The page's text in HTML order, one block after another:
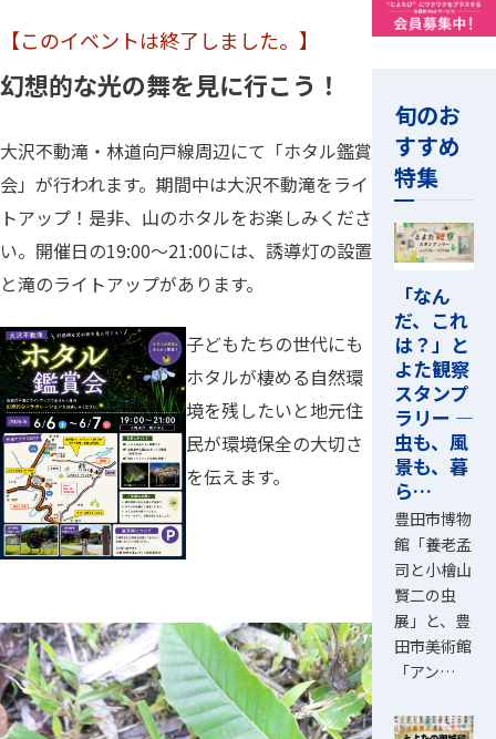
【このイベントは終了しました。】
幻想的な光の舞を見に行こう！
大沢不動滝・林道向戸線周辺にて「ホタル鑑賞
会」が行われます。期間中は大沢不動滝をライ
トアップ！是非、山のホタルをお楽しみくださ
い。開催日の19:00～21:00には、誘導灯の設置
と滝のライトアップがあります。
子どもたちの世代にも
ホタルが棲める自然環
境を残したいと地元住
民が環境保全の大切さ
を伝えます。
旬のお
すすめ
特集
「なん
だ、これ
は？」と
よた観察
スタンプ
ラリー ―
虫も、風
景も、暮
ら…
豊田市博物
館「養老孟
司と小檜山
賢二の虫
展」と、豊
田市美術館
「アン…